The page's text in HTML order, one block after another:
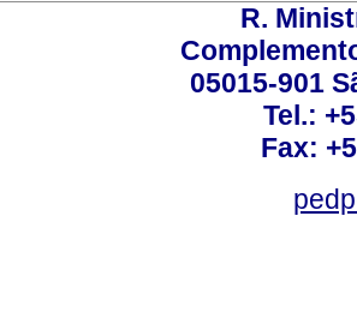
R.
05015-901
Tel.:
Fax: